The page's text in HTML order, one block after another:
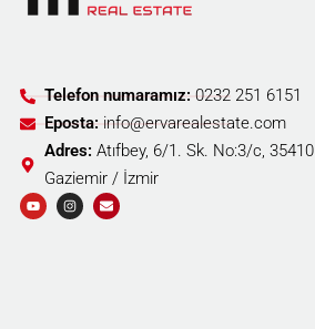
Telefon numaramız: 0232 251 6151
Eposta: info@ervarealestate.com
Adres: Atıfbey, 6/1. Sk. No:3/c, 35410
Gaziemir / İzmir